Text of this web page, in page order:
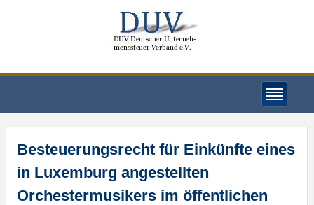
Besteuerungsrecht für Einkünfte eines
in Luxemburg angestellten
Orchestermusikers im öffentlichen